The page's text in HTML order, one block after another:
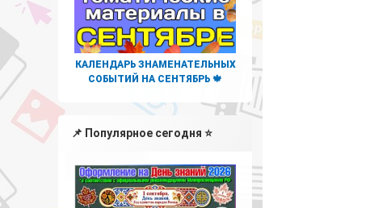
КАЛЕНДАРЬ ЗНАМЕНАТЕЛЬНЫХ
СОБЫТИЙ НА СЕНТЯБРЬ 🍁
📌 Популярное сегодня ⭐